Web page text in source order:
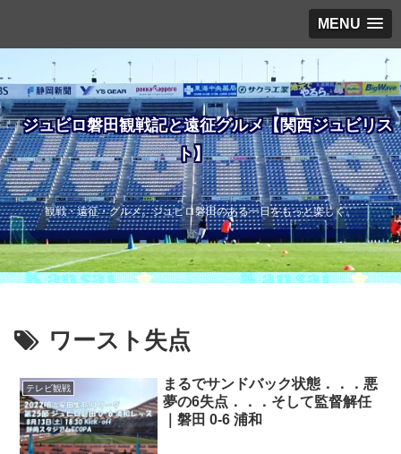
MENU
ジュビロ磐田観戦記と遠征グルメ【関西ジュビリス
ト】
観戦・遠征・グルメ。ジュビロ磐田のある一日をもっと楽しく。
ワースト失点
テレビ観戦
まるでサンドバック状態．．．悪
夢の6失点．．．そして監督解任
｜磐田 0-6 浦和